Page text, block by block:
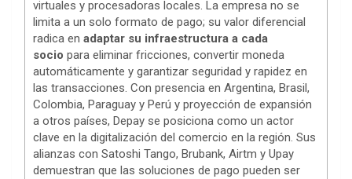
virtuales y procesadoras locales. La empresa no se
limita a un solo formato de pago; su valor diferencial
radica en adaptar su infraestructura a cada
socio para eliminar fricciones, convertir moneda
automáticamente y garantizar seguridad y rapidez en
las transacciones. Con presencia en Argentina, Brasil,
Colombia, Paraguay y Perú y proyección de expansión
a otros países, Depay se posiciona como un actor
clave en la digitalización del comercio en la región. Sus
alianzas con Satoshi Tango, Brubank, Airtm y Upay
demuestran que las soluciones de pago pueden ser